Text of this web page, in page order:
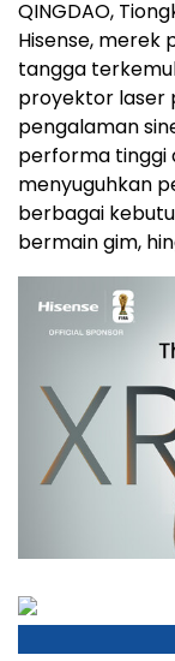
QINGDAO,
Hisense,
tangga
proyektor laser
pengalaman
performa tinggi
menyuguhkan
berbagai
bermain gim,